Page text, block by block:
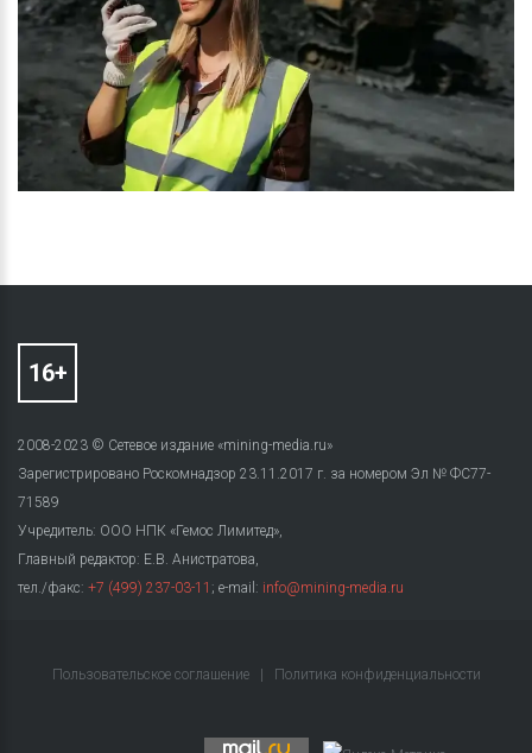
2008-2023 © Сетевое издание «mining-media.ru»
Зарегистрировано Роскомнадзор 23.11.2017 г. за номером Эл № ФС77-
71589
Учредитель: ООО НПК «Гемос Лимитед»,
Главный редактор: Е.В. Анистратова,
тел./факс: +7 (499) 237-03-11 ; e-mail: info@mining-media.ru
Пользовательское соглашение Политика конфиденциальности